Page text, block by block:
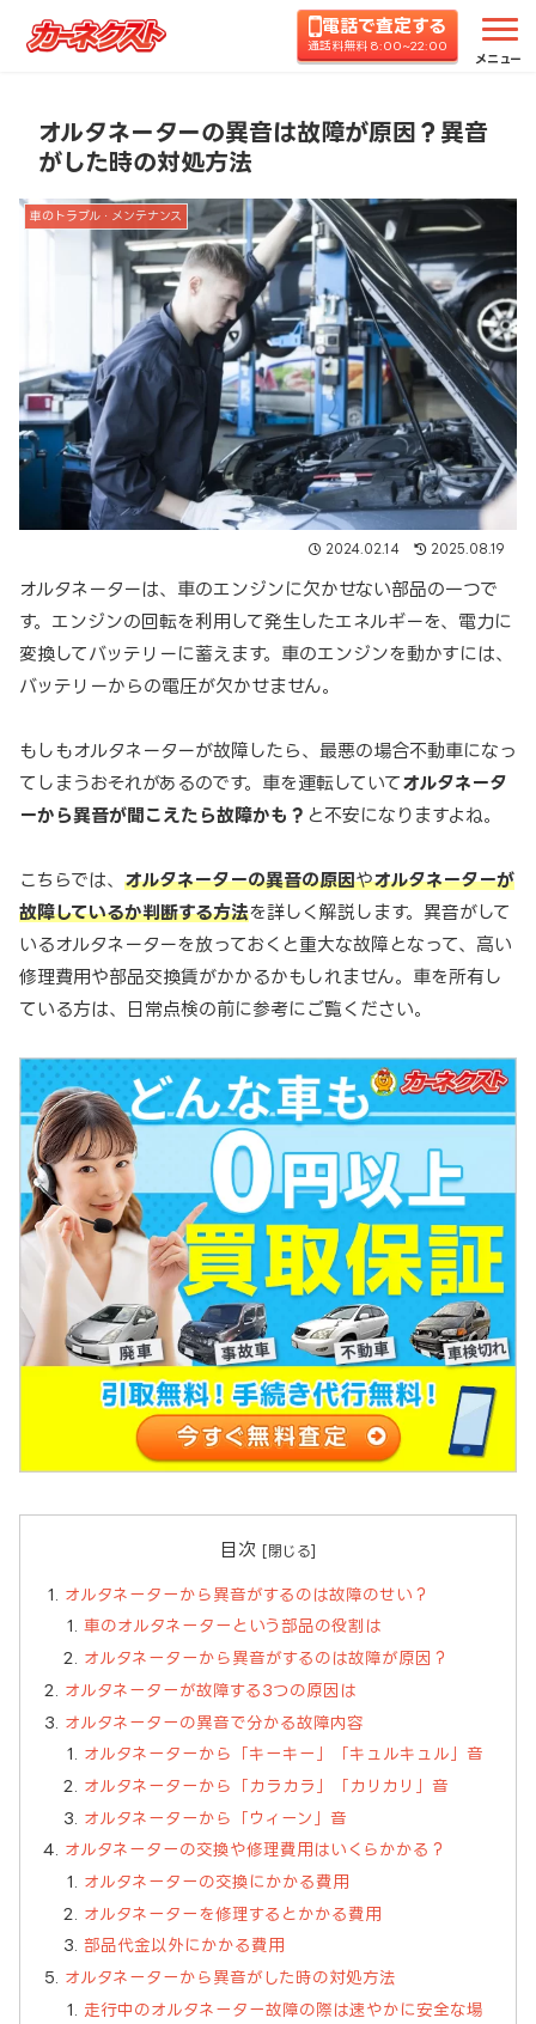
電話で査定する
通話料無料 8:00~22:00
メニュー
ホーム コラムTOP 車のトラブル・メンテナンス
オルタネーターの異音は故障が原因？異音
がした時の対処方法
車のトラブル・メンテナンス
2024.02.14 2025.08.19
オルタネーターは、車のエンジンに欠かせない部品の一つで
す。エンジンの回転を利用して発生したエネルギーを、電力に
変換してバッテリーに蓄えます。車のエンジンを動かすには、
バッテリーからの電圧が欠かせません。
もしもオルタネーターが故障したら、最悪の場合不動車になっ
てしまうおそれがあるのです。車を運転していてオルタネータ
ーから異音が聞こえたら故障かも？ と不安になりますよね。
こちらでは、 オルタネーターの異音の原因やオルタネーターが
故障しているか判断する方法を詳しく解説します。異音がして
いるオルタネーターを放っておくと重大な故障となって、高い
修理費用や部品交換賃がかかるかもしれません。車を所有し
ている方は、日常点検の前に参考にご覧ください。
目次
オルタネーターから異音がするのは故障のせい？
車のオルタネーターという部品の役割は
オルタネーターから異音がするのは故障が原因？
オルタネーターが故障する3つの原因は
オルタネーターの異音で分かる故障内容
オルタネーターから「キーキー」「キュルキュル」音
オルタネーターから「カラカラ」「カリカリ」音
オルタネーターから「ウィーン」音
オルタネーターの交換や修理費用はいくらかかる？
オルタネーターの交換にかかる費用
オルタネーターを修理するとかかる費用
部品代金以外にかかる費用
オルタネーターから異音がした時の対処方法
走行中のオルタネーター故障の際は速やかに安全な場